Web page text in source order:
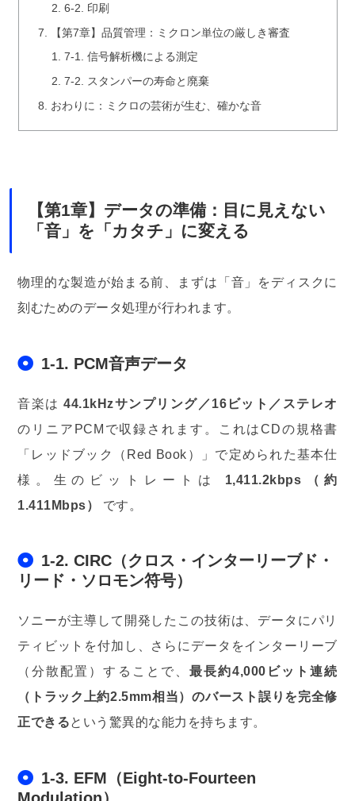
6-2. 印刷
【第7章】品質管理：ミクロン単位の厳しき審査
7-1. 信号解析機による測定
7-2. スタンパーの寿命と廃棄
おわりに：ミクロの芸術が生む、確かな音
【第1章】データの準備：目に見えない
「音」を「カタチ」に変える
物理的な製造が始まる前、まずは「音」をディスクに
刻むためのデータ処理が行われます。
1-1. PCM音声データ
音楽は44.1kHzサンプリング／16ビット／ステレオ
のリニアPCMで収録されます。これはCDの規格書
「レッドブック（Red Book）」で定められた基本仕
様。生のビットレートは 1,411.2kbps（約
1.411Mbps）
です。
1-2. CIRC（クロス・インターリーブド・
リード・ソロモン符号）
ソニーが主導して開発したこの技術は、データにパリ
ティビットを付加し、さらにデータをインターリーブ
（分散配置）することで、 最長約4,000ビット連続
（トラック上約2.5mm相当）のバースト誤りを完全修
正できるという驚異的な能力を持ちます。
1-3. EFM（Eight-to-Fourteen